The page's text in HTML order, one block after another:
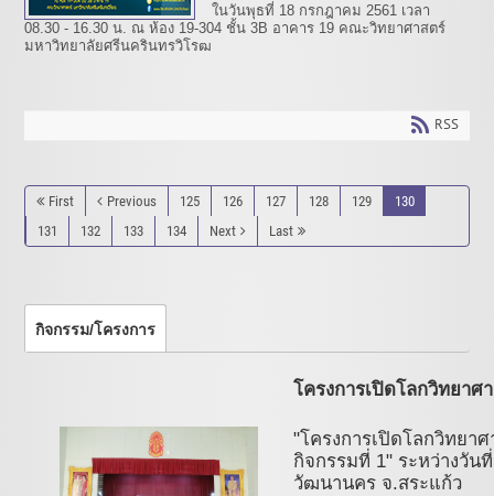
ในวันพุธที่ 18 กรกฎาคม 2561 เวลา
08.30 - 16.30 น. ณ ห้อง 19-304 ชั้น 3B อาคาร 19 คณะวิทยาศาสตร์
มหาวิทยาลัยศรีนครินทรวิโรฒ
RSS
First Previous 125 126 127 128 129
130
131
132 133 134 Next Last
กิจกรรม/โครงการ
โครงการเปิดโลกวิทยา
"โครงการเปิดโลกวิทยา
กิจกรรมที่ 1" ระหว่างวัน
วัฒนานคร จ.สระแก้ว